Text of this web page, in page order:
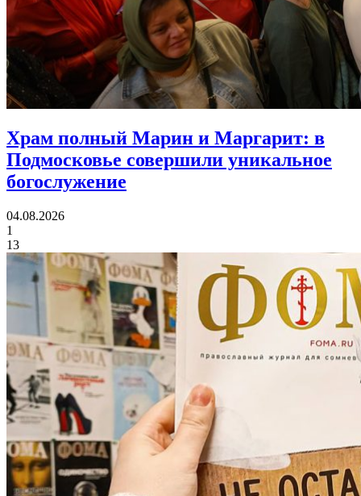
Храм полный Марин и Маргарит: в
Подмосковье совершили уникальное
богослужение
04.08.2026
1
13